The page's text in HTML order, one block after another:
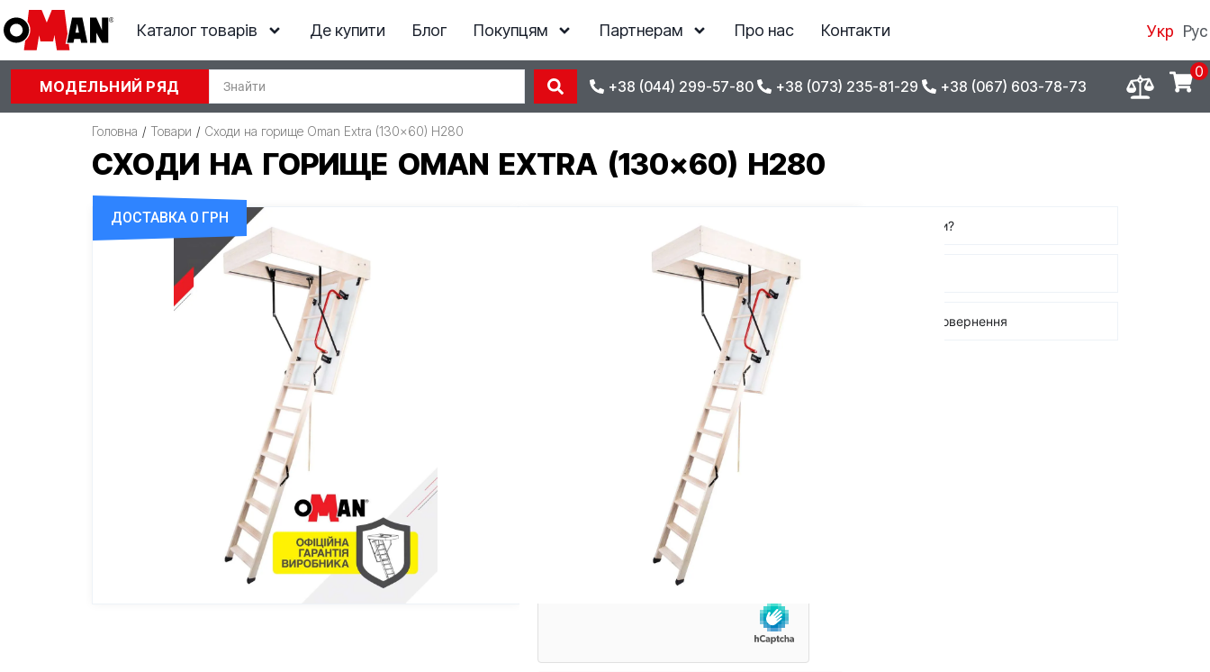
Каталог товарів Де купити Блог Покупцям Партнерам Про нас Контакти Укр Рус
МОДЕЛЬНИЙ РЯД +38 (044) 299-57-80 +38 (073) 235-81-29 +38 (067) 603-78-73
0
Головна / Товари / Сходи на горище Oman Extra (130×60) H280
СХОДИ НА ГОРИЩЕ OMAN EXTRA (130×60) H280
ДОСТАВКА 0 ГРН
ГРН
*ціна діє при замовленні з сайту
Під замовлення
КУПИТИ
Де купити?
Обмін / повернення